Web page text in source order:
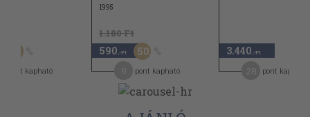
pont kapható
1995
1.180 Ft
590 ,-Ft 50
pont kapható
3.440 ,-Ft
pont kapható